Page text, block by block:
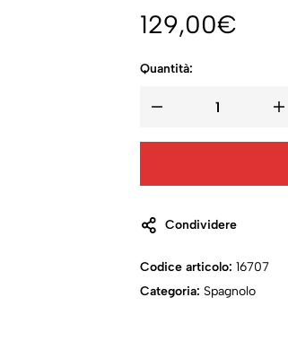
129,00€
Quantità:
Condividere
Codice articolo: 16707
Categoria: Spagnolo